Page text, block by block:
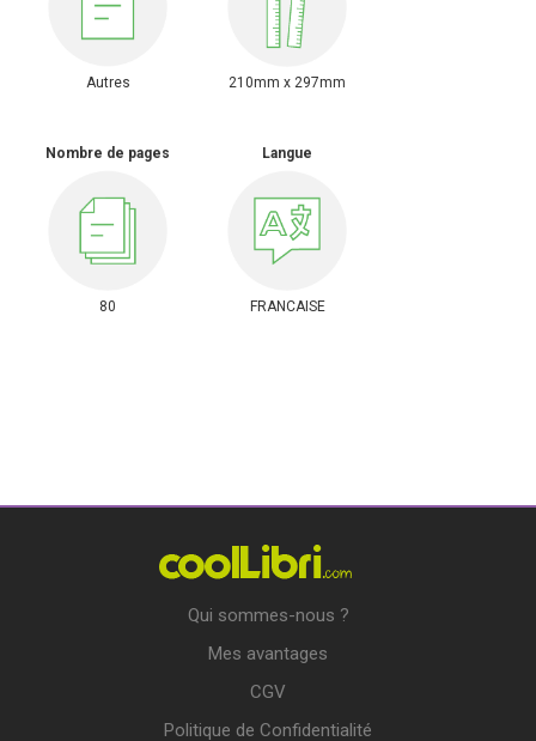
Autres 210mm x 297mm
Nombre de pages
80
Langue
FRANCAISE
Qui sommes-nous ?
Mes avantages
CGV
Politique de Confidentialité